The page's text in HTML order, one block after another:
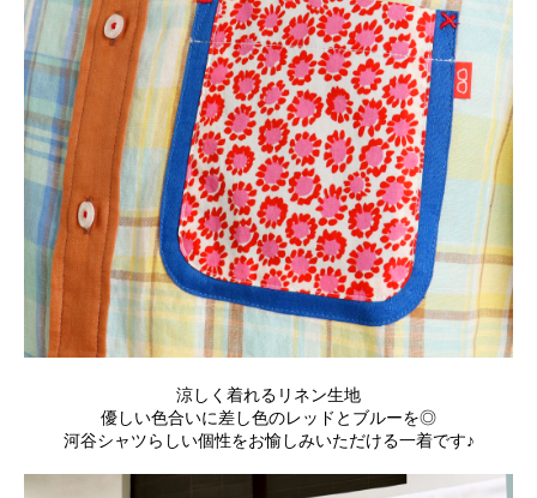
涼しく着れるリネン生地
優しい色合いに差し色のレッドとブルーを◎
河谷シャツらしい個性をお愉しみいただける一着です♪